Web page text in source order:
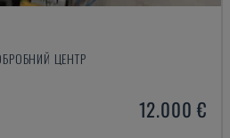
ЦЕНТР
12.000 €